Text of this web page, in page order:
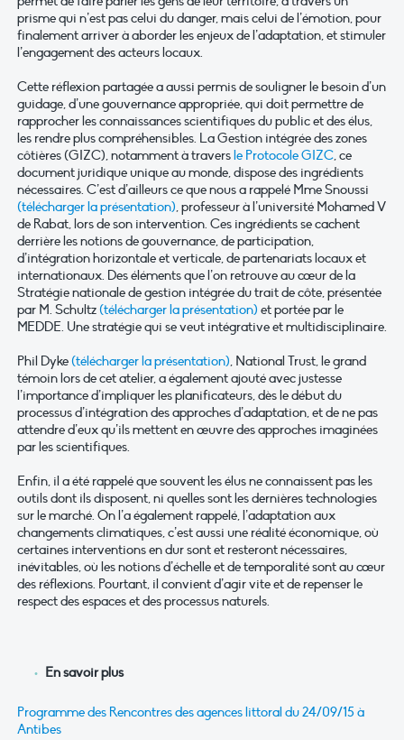
prisme qui n’est pas celui du danger, mais celui de l’émotion, pour
finalement arriver à aborder les enjeux de l’adaptation, et stimuler
l’engagement des acteurs locaux.
Cette réflexion partagée a aussi permis de souligner le besoin d’un
guidage, d’une gouvernance appropriée, qui doit permettre de
rapprocher les connaissances scientifiques du public et des élus,
les rendre plus compréhensibles. La Gestion intégrée des zones
côtières (GIZC), notamment à traversle Protocole GIZC, ce
document juridique unique au monde, dispose des ingrédients
nécessaires. C’est d’ailleurs ce que nous a rappelé Mme Snoussi
(télécharger la présentation), professeur à l’université Mohamed V
de Rabat, lors de son intervention. Ces ingrédients se cachent
derrière les notions de gouvernance, de participation,
d’intégration horizontale et verticale, de partenariats locaux et
internationaux. Des éléments que l’on retrouve au cœur de la
Stratégie nationale de gestion intégrée du trait de côte, présentée
par M. Schultz(télécharger la présentation) et portée par le
MEDDE. Une stratégie qui se veut intégrative et multidisciplinaire.
Phil Dyke(télécharger la présentation), National Trust, le grand
témoin lors de cet atelier, a également ajouté avec justesse
l’importance d’impliquer les planificateurs, dès le début du
processus d’intégration des approches d’adaptation, et de ne pas
attendre d’eux qu’ils mettent en œuvre des approches imaginées
par les scientifiques.
Enfin, il a été rappelé que souvent les élus ne connaissent pas les
outils dont ils disposent, ni quelles sont les dernières technologies
sur le marché. On l’a également rappelé, l’adaptation aux
changements climatiques, c’est aussi une réalité économique, où
certaines interventions en dur sont et resteront nécessaires,
inévitables, où les notions d’échelle et de temporalité sont au cœur
des réflexions. Pourtant, il convient d’agir vite et de repenser le
respect des espaces et des processus naturels.
En savoir plus
Programme des Rencontres des agences littoral du 24/09/15 à
Antibes